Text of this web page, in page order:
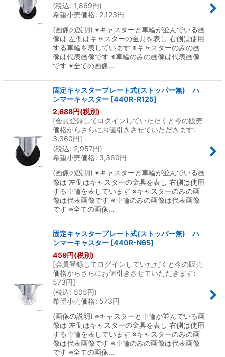
(税込: 1,869円)
希望小売価格: 2,123円
(画像の説明) ※キャスターと車輪が並んでいる画
像は 左側はキャスターの金具を表し 右側は使用
する車輪を表しています ※キャスターのみの画
像は代表画像です ※車輪のみの画像は代表画像
です ※全ての画像…
固定キャスタープレート式(ストッパー無) ハ
ンマーキャスター [440R-R125]
2,688円(税別)
[会員登録してログインしていただくと今の販売
価格からさらにお値引きさせていただきます:
3,360円]
(税込: 2,957円)
希望小売価格: 3,360円
(画像の説明) ※キャスターと車輪が並んでいる画
像は 左側はキャスターの金具を表し 右側は使用
する車輪を表しています ※キャスターのみの画
像は代表画像です ※車輪のみの画像は代表画像
です ※全ての画像…
固定キャスタープレート式(ストッパー無) ハ
ンマーキャスター [440R-N65]
459円(税別)
[会員登録してログインしていただくと今の販売
価格からさらにお値引きさせていただきます:
573円]
(税込: 505円)
希望小売価格: 573円
(画像の説明) ※キャスターと車輪が並んでいる画
像は 左側はキャスターの金具を表し 右側は使用
する車輪を表しています ※キャスターのみの画
像は代表画像です ※車輪のみの画像は代表画像
です ※全ての画像…